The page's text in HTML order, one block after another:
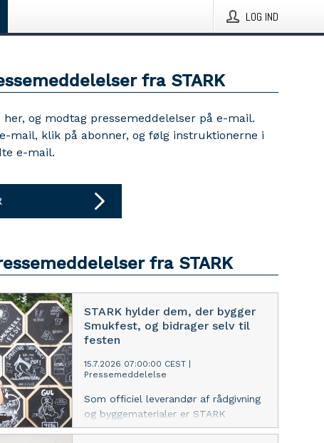
LOG IND
fra STARK
her, og modtag pressemeddelelser på e-mail.
mail, klik på abonner, og følg instruktionerne i
e-mail.
fra STARK
STARK hylder dem, der bygger
Smukfest, og bidrager selv til
festen
15.7.2026 07:00:00 CEST
Pressemeddelelse
Som officiel leverandør af rådgivning
og byggematerialer er STARK
allerede nu med til at gøre klar til